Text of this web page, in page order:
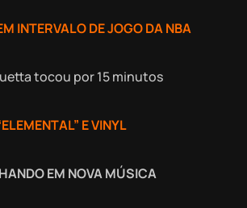
INTERVALO DE JOGO DA NBA
tocou por 15 minutos
E VINYL
EM NOVA MÚSICA